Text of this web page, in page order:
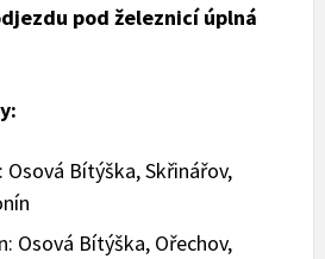
pod železnicí úplná
Bítýška, Skřinářov,
Osová Bítýška, Ořechov,